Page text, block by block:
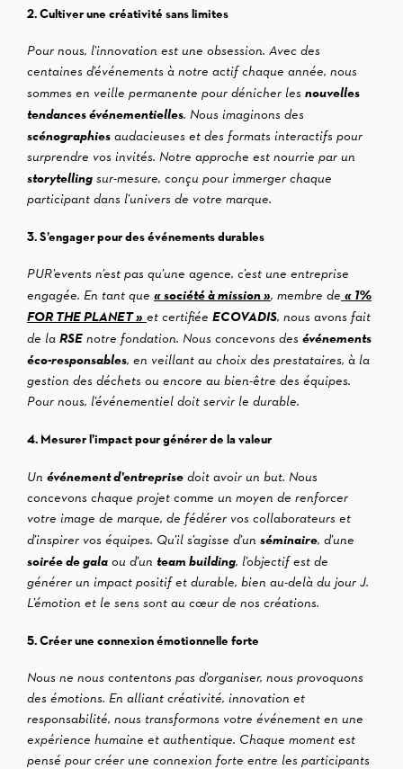
2. Cultiver une créativité sans limites
Pour nous, l’innovation est une obsession. Avec des
centaines d’événements à notre actif chaque année, nous
sommes en veille permanente pour dénicher les nouvelles
tendances événementielles. Nous imaginons des
scénographies audacieuses et des formats interactifs pour
surprendre vos invités. Notre approche est nourrie par un
storytelling sur-mesure, conçu pour immerger chaque
participant dans l’univers de votre marque.
3. S’engager pour des événements durables
PUR’events n’est pas qu’une agence, c’est une entreprise
engagée. En tant que « société à mission », membre de « 1%
FOR THE PLANET » et certifiée ECOVADIS, nous avons fait
de la RSE notre fondation. Nous concevons des événements
éco-responsables, en veillant au choix des prestataires, à la
gestion des déchets ou encore au bien-être des équipes.
Pour nous, l’événementiel doit servir le durable.
4. Mesurer l’impact pour générer de la valeur
Un événement d’entreprise doit avoir un but. Nous
concevons chaque projet comme un moyen de renforcer
votre image de marque, de fédérer vos collaborateurs et
d’inspirer vos équipes. Qu’il s’agisse d’un séminaire, d’une
soirée de gala ou d’un team building, l’objectif est de
générer un impact positif et durable, bien au-delà du jour J.
L’émotion et le sens sont au cœur de nos créations.
5. Créer une connexion émotionnelle forte
Nous ne nous contentons pas d’organiser, nous provoquons
des émotions. En alliant créativité, innovation et
responsabilité, nous transformons votre événement en une
expérience humaine et authentique. Chaque moment est
pensé pour créer une connexion forte entre les participants